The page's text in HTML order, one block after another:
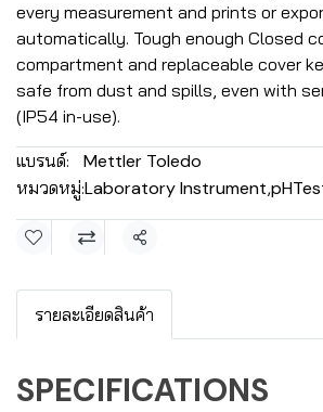
every measurement and prints or
automatically. Tough enough Closed
compartment and replaceable cover
safe from dust and spills, even with
(IP54 in-use).
แบรนด์: Mettler Toledo
หมวดหมู่:Laboratory Instrument,
แชร์
รายละเอียดสินค้า
SPECIFICATIONS